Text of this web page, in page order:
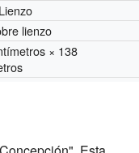
lienzo
× 138